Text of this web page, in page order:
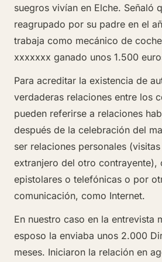
suegros vivían en Elche. Señaló
reagrupado por su padre en el
trabaja como mecánico de
xxxxxxx ganado unos 1.500
Para acreditar la existencia de
verdaderas relaciones entre los
pueden referirse a relaciones
después de la celebración del
ser relaciones personales
extranjero del otro contrayente),
epistolares o telefónicas o por
comunicación, como Internet.
En nuestro caso en la entrevista
esposo la enviaba unos 2.000
meses. Iniciaron la relación en